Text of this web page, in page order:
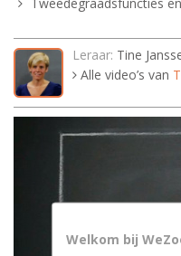
Leraar: Tine
Alle video’s van
Welkom bij